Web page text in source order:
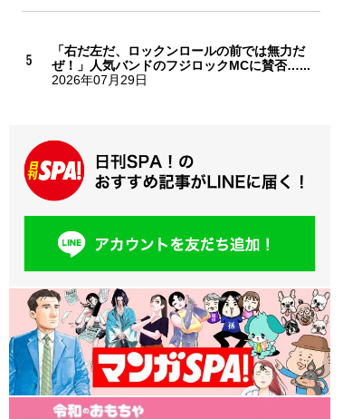
「右だ左だ、ロックンロールの前では無力だ
ぜ！」人気バンドのフジロックMCに賛否…...
2026年07月29日